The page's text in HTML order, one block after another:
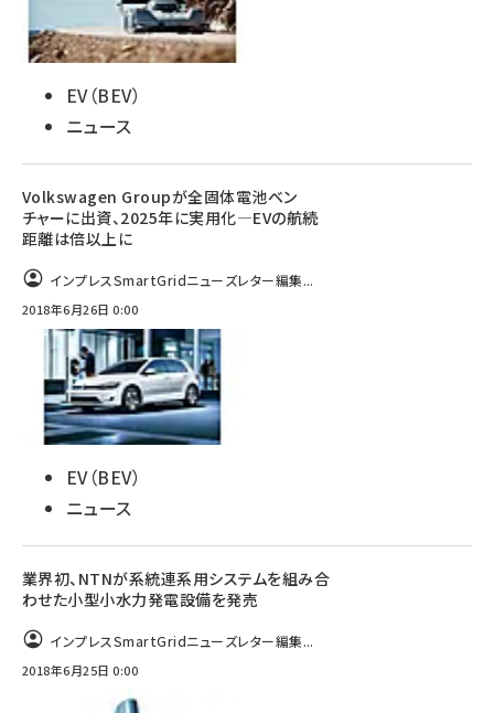
EV（BEV）
ニュース
Volkswagen Groupが全固体電池ベン
チャーに出資、2025年に実用化―EVの航続
距離は倍以上に
インプレスSmartGridニューズレター編集...
2018年6月26日 0:00
EV（BEV）
ニュース
業界初、NTNが系統連系用システムを組み合
わせた小型小水力発電設備を発売
インプレスSmartGridニューズレター編集...
2018年6月25日 0:00